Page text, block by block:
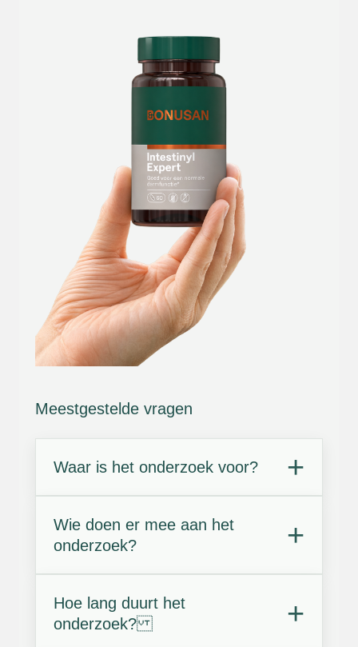
Meestgestelde vragen
Waar is het onderzoek voor?
Wie doen er mee aan het
onderzoek?
Hoe lang duurt het
onderzoek?